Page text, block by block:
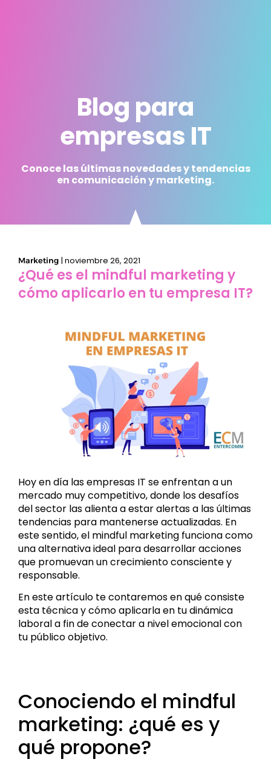
Blog para
empresas IT
Conoce las últimas novedades y tendencias
en comunicación y marketing.
Marketing | noviembre 26, 2021
¿Qué es el mindful marketing y
cómo aplicarlo en tu empresa IT?
Hoy en día las empresas IT se enfrentan a un
mercado muy competitivo, donde los desafíos
del sector las alienta a estar alertas a las últimas
tendencias para mantenerse actualizadas. En
este sentido, el mindful marketing funciona como
una alternativa ideal para desarrollar acciones
que promuevan un crecimiento consciente y
responsable.
En este artículo te contaremos en qué consiste
esta técnica y cómo aplicarla en tu dinámica
laboral a fin de conectar a nivel emocional con
tu público objetivo.
Conociendo el mindful
marketing: ¿qué es y
qué propone?